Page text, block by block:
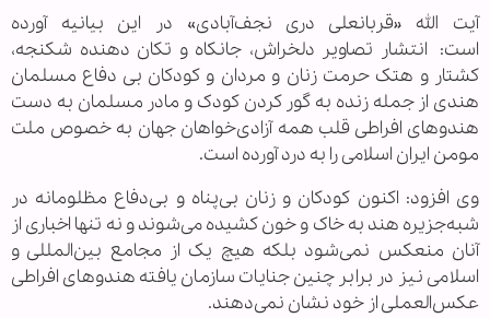
آیت‌ الله «قربانعلی دری نجف‌آبادی» در این بیانیه آورده
است: انتشار تصاویر دلخراش، جانکاه و تکان دهنده شکنجه،
کشتار و هتک حرمت زنان و مردان و کودکان بی دفاع مسلمان
هندی از جمله زنده به گور کردن کودک و مادر مسلمان به دست
هندوهای افراطی قلب همه آزادی‌خواهان جهان به خصوص ملت
مومن ایران اسلامی را به درد آورده است.
وی افزود: اکنون کودکان و زنان بی‌پناه و بی‌دفاع مظلومانه در
شبه‌جزیره هند به خاک و خون کشیده می‌شوند و نه تنها اخباری از
آنان منعکس نمی‌‌شود بلکه هیچ یک از مجامع بین‌المللی و
اسلامی نیز در برابر چنین جنایات سازمان یافته هندوهای افراطی
عکس‌العملی از خود نشان نمی‌دهند.